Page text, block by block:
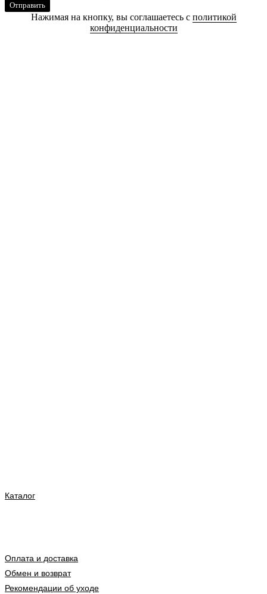
Каталог
Оплата и доставка
Обмен и возврат
Рекомендации об уходе
Отправить
Нажимая на кнопку, вы соглашаетесь с политикой
конфиденциальности